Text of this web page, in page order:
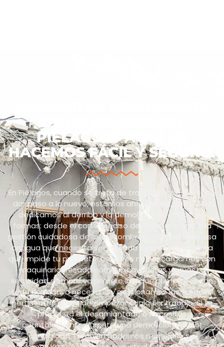
DE UN EDIFICIO EN
PIÉLAGOS? AQUÍ LO
HACEMOS FÁCIL Y SEGURO.
En Piélagos, cuando se trata de transformar espacios y
dar paso a lo nuevo, estamos ahí para ayudarte. Nos
dedicamos al derribo y la demolición en todas sus
formas: desde el corte preciso del hormigón hasta la
gestión cuidadosa de los escombros. Imagina una casa
antigua que necesita ser retirada o un muro de carga
que impide tu proyecto: nosotros nos encargamos con
maquinaria pesada como excavadoras y grúas.La
seguridad siempre va primero, así que cumplimos con
toda normativa necesaria y gestionamos las licencias
pertinentes antes de empezar cualquier trabajo. Si te
preocupa el desamiantado o necesitas
apuntalamiento durante una demolición interior
controlada, también podemos manejarlo sin